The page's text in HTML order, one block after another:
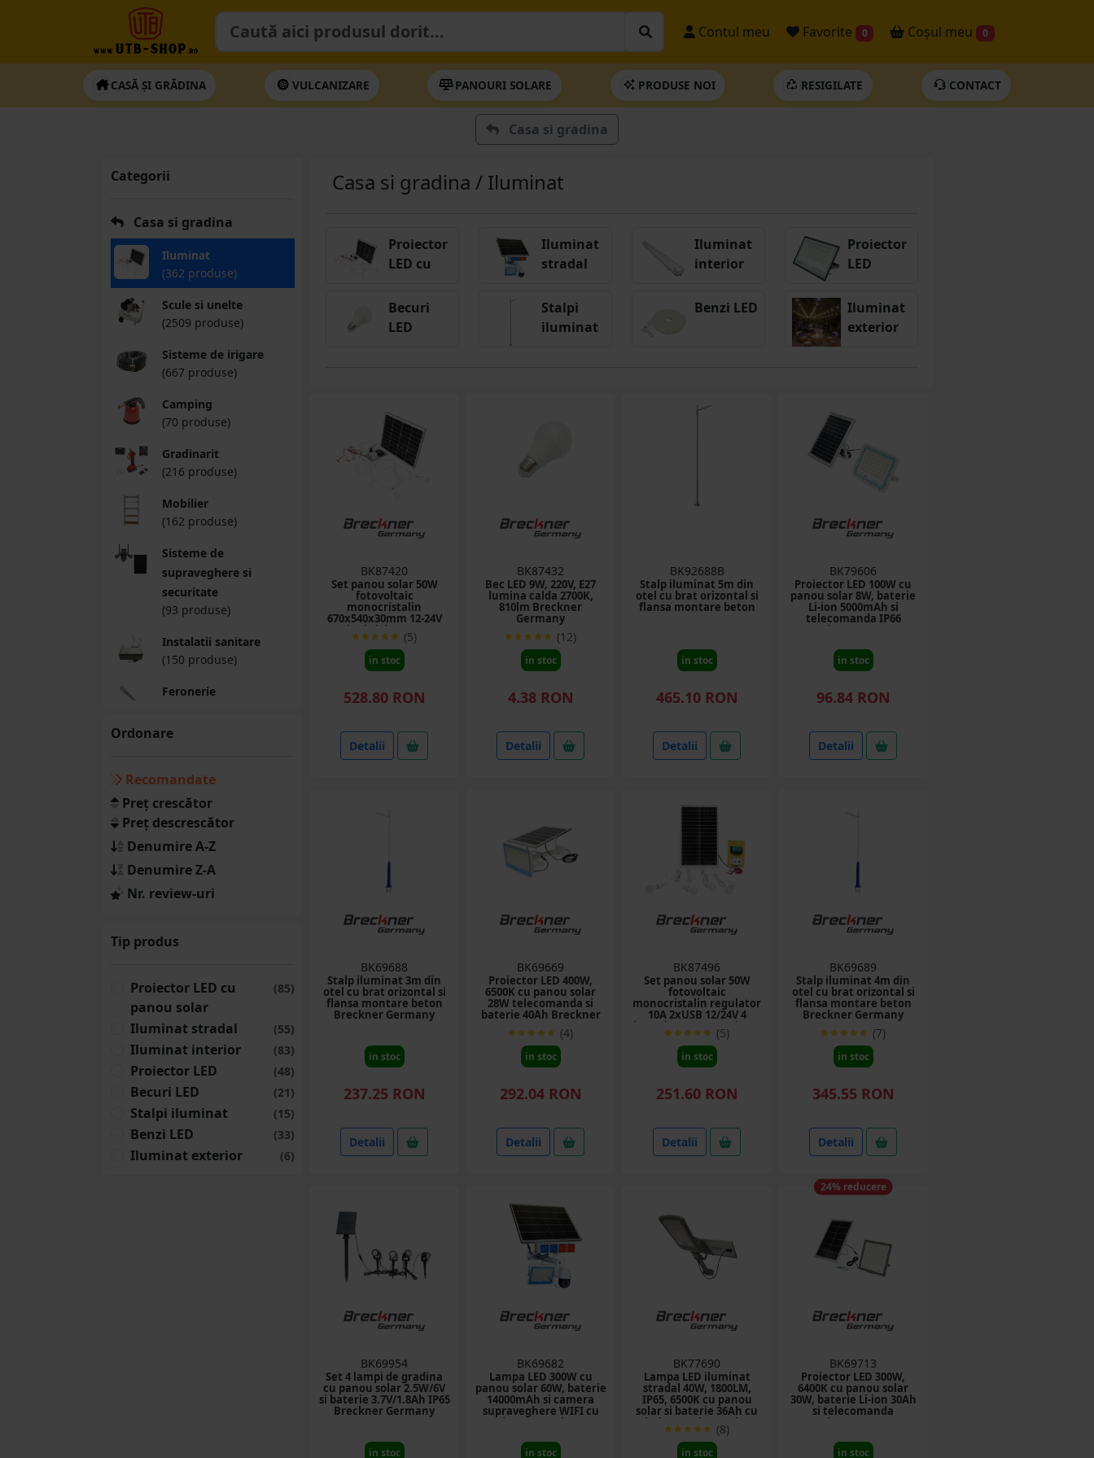
Contul meu Favorite 0 Coșul meu 0
CASĂ ȘI GRĂDINA VULCANIZARE PANOURI SOLARE PRODUSE NOI RESIGILATE CONTACT
Casa si gradina
Categorii
Casa si gradina
Iluminat
(362 produse)
Scule si unelte
(2509 produse)
Sisteme de irigare
(667 produse)
Camping
(70 produse)
Gradinarit
(216 produse)
Mobilier
(162 produse)
Sisteme de
supraveghere si
securitate
(93 produse)
Instalatii sanitare
(150 produse)
Feronerie
Aparate si masini
(95 produse)
Cutii depozitare
(124 produse)
presiune
(69 produse)
(85 produse)
(45 produse)
Sisteme de ventilatie
(29 produse)
Lazi pentru scule
(22 produse)
Produse antidaunatori
Ordonare
Recomandate
Preț crescător
Preț descrescător
Denumire A-Z
Denumire Z-A
Nr. review-uri
Tip produs
Proiector LED cu
panou solar
(85)
Iluminat stradal (55)
Iluminat interior (83)
Proiector LED (48)
Becuri LED (21)
Stalpi iluminat (15)
Benzi LED (33)
Iluminat exterior (6)
Casa si gradina / Iluminat
Proiector
LED cu
solar
Iluminat
stradal
Iluminat
interior
Proiector
LED
Becuri
LED
Stalpi
iluminat
Benzi LED
Iluminat
exterior
BK87420
Set panou solar 50W
fotovoltaic
monocristalin
670x540x30mm 12-24V
priza bricheta cu 4
becuri 9W Breckner
Germany
(5)
in stoc
528.80 RON
Detalii
BK87432
Bec LED 9W, 220V, E27
lumina calda 2700K,
810lm Breckner
Germany
(12)
in stoc
4.38 RON
Detalii
BK92688B
Stalp iluminat 5m din
otel cu brat orizontal si
flansa montare beton
in stoc
465.10 RON
Detalii
BK79606
Proiector LED 100W cu
panou solar 8W, baterie
Li-ion 5000mAh si
telecomanda IP66
Breckner Germany
in stoc
96.84 RON
Detalii
BK69688
Stalp iluminat 3m din
otel cu brat orizontal si
flansa montare beton
Breckner Germany
in stoc
237.25 RON
Detalii
BK69669
Proiector LED 400W,
6500K cu panou solar
28W telecomanda si
baterie 40Ah Breckner
Germany(4)
in stoc
292.04 RON
Detalii
BK87496
Set panou solar 50W
fotovoltaic
monocristalin regulator
10A 2xUSB 12/24V 4
becuri LED 9W Breckner
Germany(5)
in stoc
251.60 RON
Detalii
BK69689
Stalp iluminat 4m din
otel cu brat orizontal si
flansa montare beton
Breckner Germany
(7)
in stoc
345.55 RON
Detalii
BK69954
Set 4 lampi de gradina
cu panou solar 2.5W/6V
si baterie 3.7V/1.8Ah IP65
Breckner Germany
in stoc
BK69682
Lampa LED 300W cu
panou solar 60W, baterie
14000mAh si camera
supraveghere WIFI cu
alarma Breckner
in stoc
BK77690
Lampa LED iluminat
stradal 40W, 1800LM,
IP65, 6500K cu panou
solar si baterie 36Ah cu
prindere stalp Breckner
Germany(8)
in stoc
24% reducere
BK69713
Proiector LED 300W,
6400K cu panou solar
30W, baterie Li-ion 30Ah
si telecomanda
Breckner Germany
in stoc